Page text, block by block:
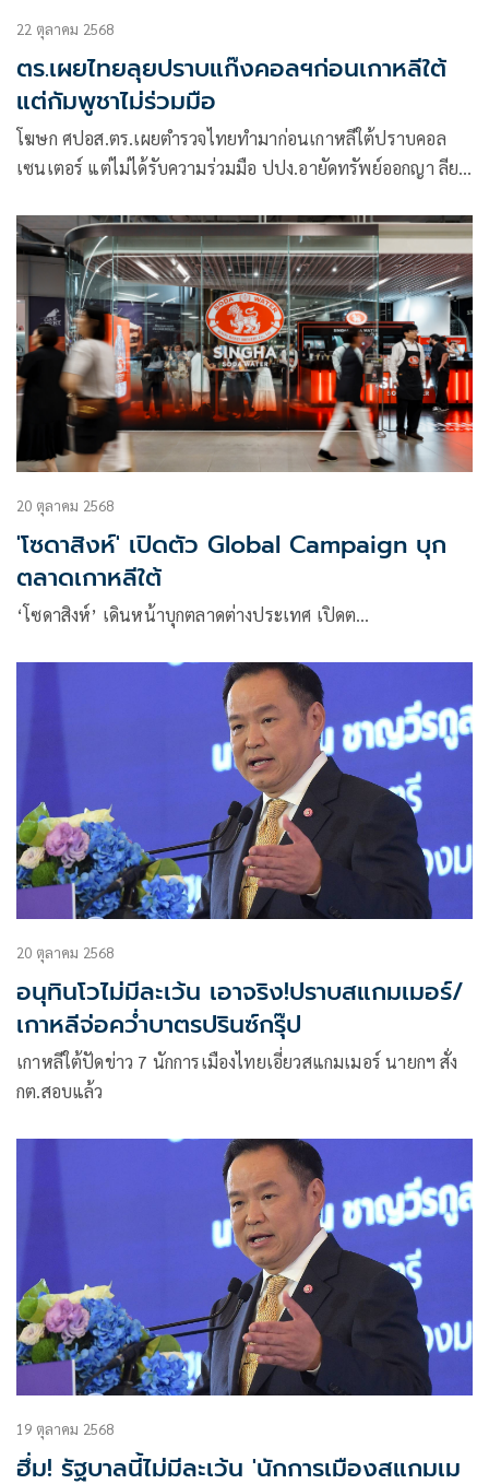
22 ตุลาคม 2568
ตร.เผยไทยลุยปราบแก๊งคอลฯก่อนเกาหลีใต้
แต่กัมพูชาไม่ร่วมมือ
โฆษก ศปอส.ตร.เผยตำรวจไทยทำมาก่อนเกาหลีใต้ปราบคอล
เซนเตอร์ แต่ไม่ได้รับความร่วมมือ ปปง.อายัดทรัพย์ออกญา ลียง
20 ตุลาคม 2568
'โซดาสิงห์' เปิดตัว Global Campaign บุก
ตลาดเกาหลีใต้
‘โซดาสิงห์’ เดินหน้าบุกตลาดต่างประเทศ เปิดต…
20 ตุลาคม 2568
อนุทินโวไม่มีละเว้น เอาจริง!ปราบสแกมเมอร์/
เกาหลีจ่อควํ่าบาตรปรินซ์กรุ๊ป
เกาหลีใต้ปัดข่าว 7 นักการเมืองไทยเอี่ยวสแกมเมอร์ นายกฯ สั่ง
กต.สอบแล้ว
19 ตุลาคม 2568
ฮึ่ม! รัฐบาลนี้ไม่มีละเว้น 'นักการเมืองสแกมเม